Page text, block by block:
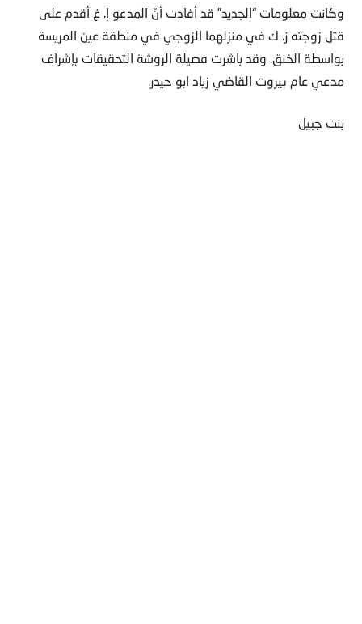
وكانت معلومات “الجديد” قد أفادت أنّ المدعو إ. غ أقدم على
قتل زوجته ز. ك في منزلهما الزوجي في منطقة عين المريسة
بواسطة الخنق. وقد باشرت فصيلة الروشة التحقيقات بإشراف
مدعي عام بيروت القاضي زياد ابو حيدر.
بنت جبيل